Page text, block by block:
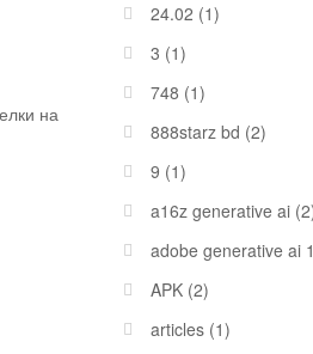
на
24.02 (1)
3 (1)
748 (1)
888starz bd (2)
9 (1)
a16z generative ai
adobe generative ai 1
APK(2)
articles(1)